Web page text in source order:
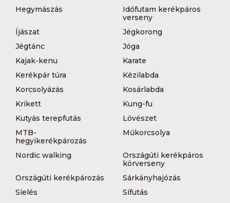
Hegymászás
Időfutam kerékpáros
verseny
Íjászat
Jégkorong
Jégtánc
Jóga
Kajak-kenu
Karate
Kerékpár túra
Kézilabda
Korcsolyázás
Kosárlabda
Krikett
Kung-fu
Kutyás terepfutás
Lövészet
MTB-
hegyikerékpározás
Műkorcsolya
Nordic walking
Országúti kerékpáros
körverseny
Országúti kerékpározás
Sárkányhajózás
Síelés
Sífutás